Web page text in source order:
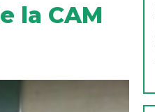
la CAM